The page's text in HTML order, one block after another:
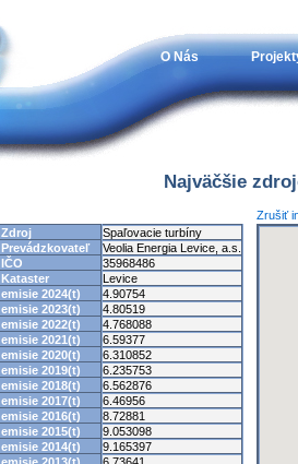
O Nás
Najväčšie
Zrušiť
Zdroj
Spaľovacie turbíny
Prevádzkovateľ
Veolia Energia Levice, a.s.
IČO
35968486
Kataster
Levice
emisie 2024(t)
4.90754
emisie 2023(t)
4.80519
emisie 2022(t)
4.768088
emisie 2021(t)
6.59377
emisie 2020(t)
6.310852
emisie 2019(t)
6.235753
emisie 2018(t)
6.562876
emisie 2017(t)
6.46956
emisie 2016(t)
8.72881
emisie 2015(t)
9.053098
emisie 2014(t)
9.165397